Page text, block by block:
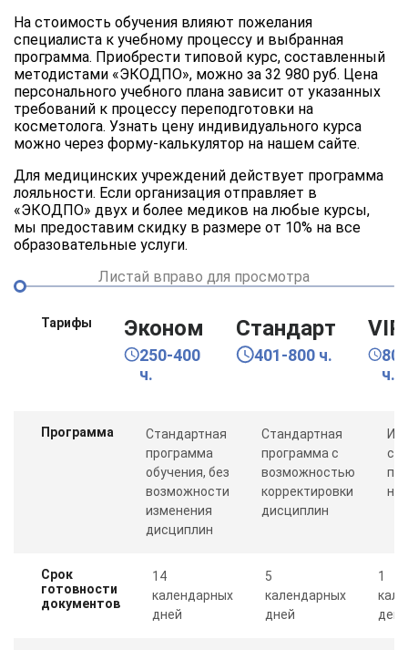
На стоимость обучения влияют пожелания
специалиста к учебному процессу и выбранная
программа. Приобрести типовой курс, составленный
методистами «ЭКОДПО», можно за 32 980 руб. Цена
персонального учебного плана зависит от указанных
требований к процессу переподготовки на
косметолога. Узнать цену индивидуального курса
можно через форму-калькулятор на нашем сайте.
Для медицинских учреждений действует программа
лояльности. Если организация отправляет в
«ЭКОДПО» двух и более медиков на любые курсы,
мы предоставим скидку в размере от 10% на все
образовательные услуги.
Листай вправо для просмотра
Тарифы Эконом
250-400
ч.
Стандарт
401-800 ч.
VIP
ч.
Программа
Стандартная
программа
обучения, без
возможности
изменения
дисциплин
Стандартная
программа с
возможностью
корректировки
дисциплин
Срок
готовности
документов
14
календарных
дней
5
календарных
дней
1
день